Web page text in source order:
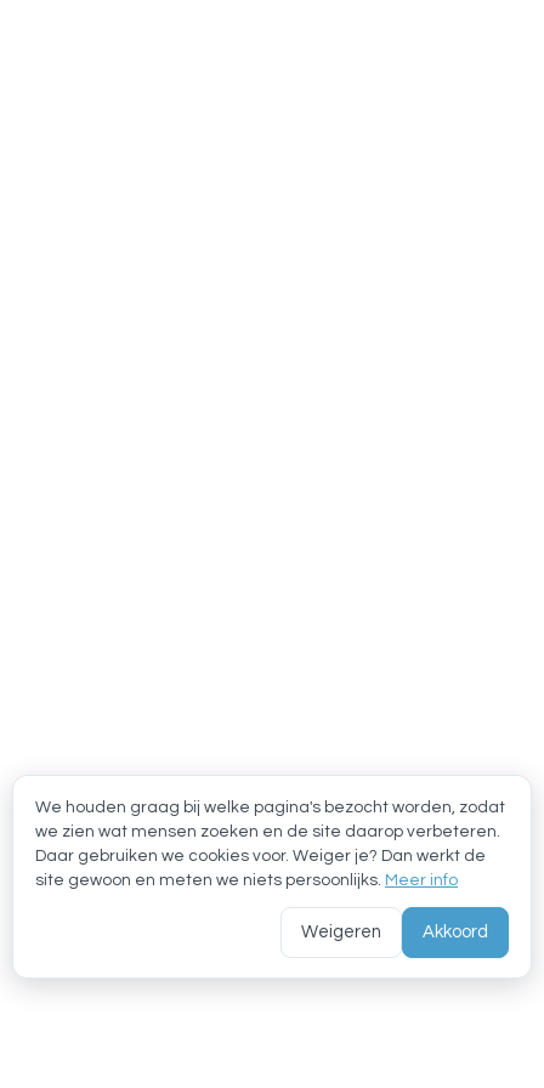
We houden graag bij welke pagina's bezocht worden, zodat
we zien wat mensen zoeken en de site daarop verbeteren.
Daar gebruiken we cookies voor. Weiger je? Dan werkt de
site gewoon en meten we niets persoonlijks. Meer info
Weigeren Akkoord